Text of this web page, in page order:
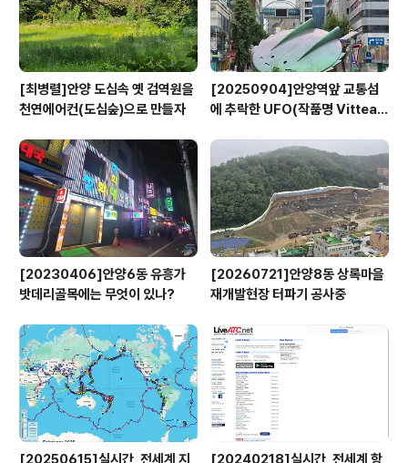
[최병렬]안양 도심속 옛 검역원을
천연에어컨(도심숲)으로 만들자
[20250904]안양역앞 교통섬
에 추락한 UFO(작품명 Vitteau
[20230406]안양6동 유흥가
밧데리골목에는 무엇이 있나?
[20260721]안양8동 상록마을
재개발현장 터파기 공사중